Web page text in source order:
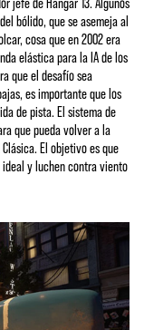
bólido, que se asemeja al
cosa que en 2002 era
elástica para la IA de los
que el desafío sea
es importante que los
de pista. El sistema de
que pueda volver a la
El objetivo es que
y luchen contra viento